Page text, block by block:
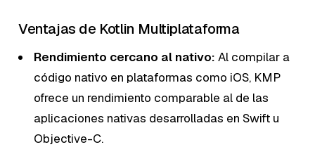
Ventajas de Kotlin Multiplataforma
Rendimiento cercano al nativo: Al compilar a
código nativo en plataformas como iOS, KMP
ofrece un rendimiento comparable al de las
aplicaciones nativas desarrolladas en Swift u
Objective-C.